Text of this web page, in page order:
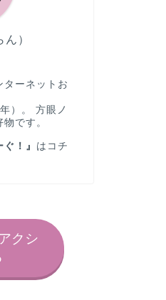
）
ターネットお
）。 方眼ノ
です。
ぐ！』 は コチ
クシ